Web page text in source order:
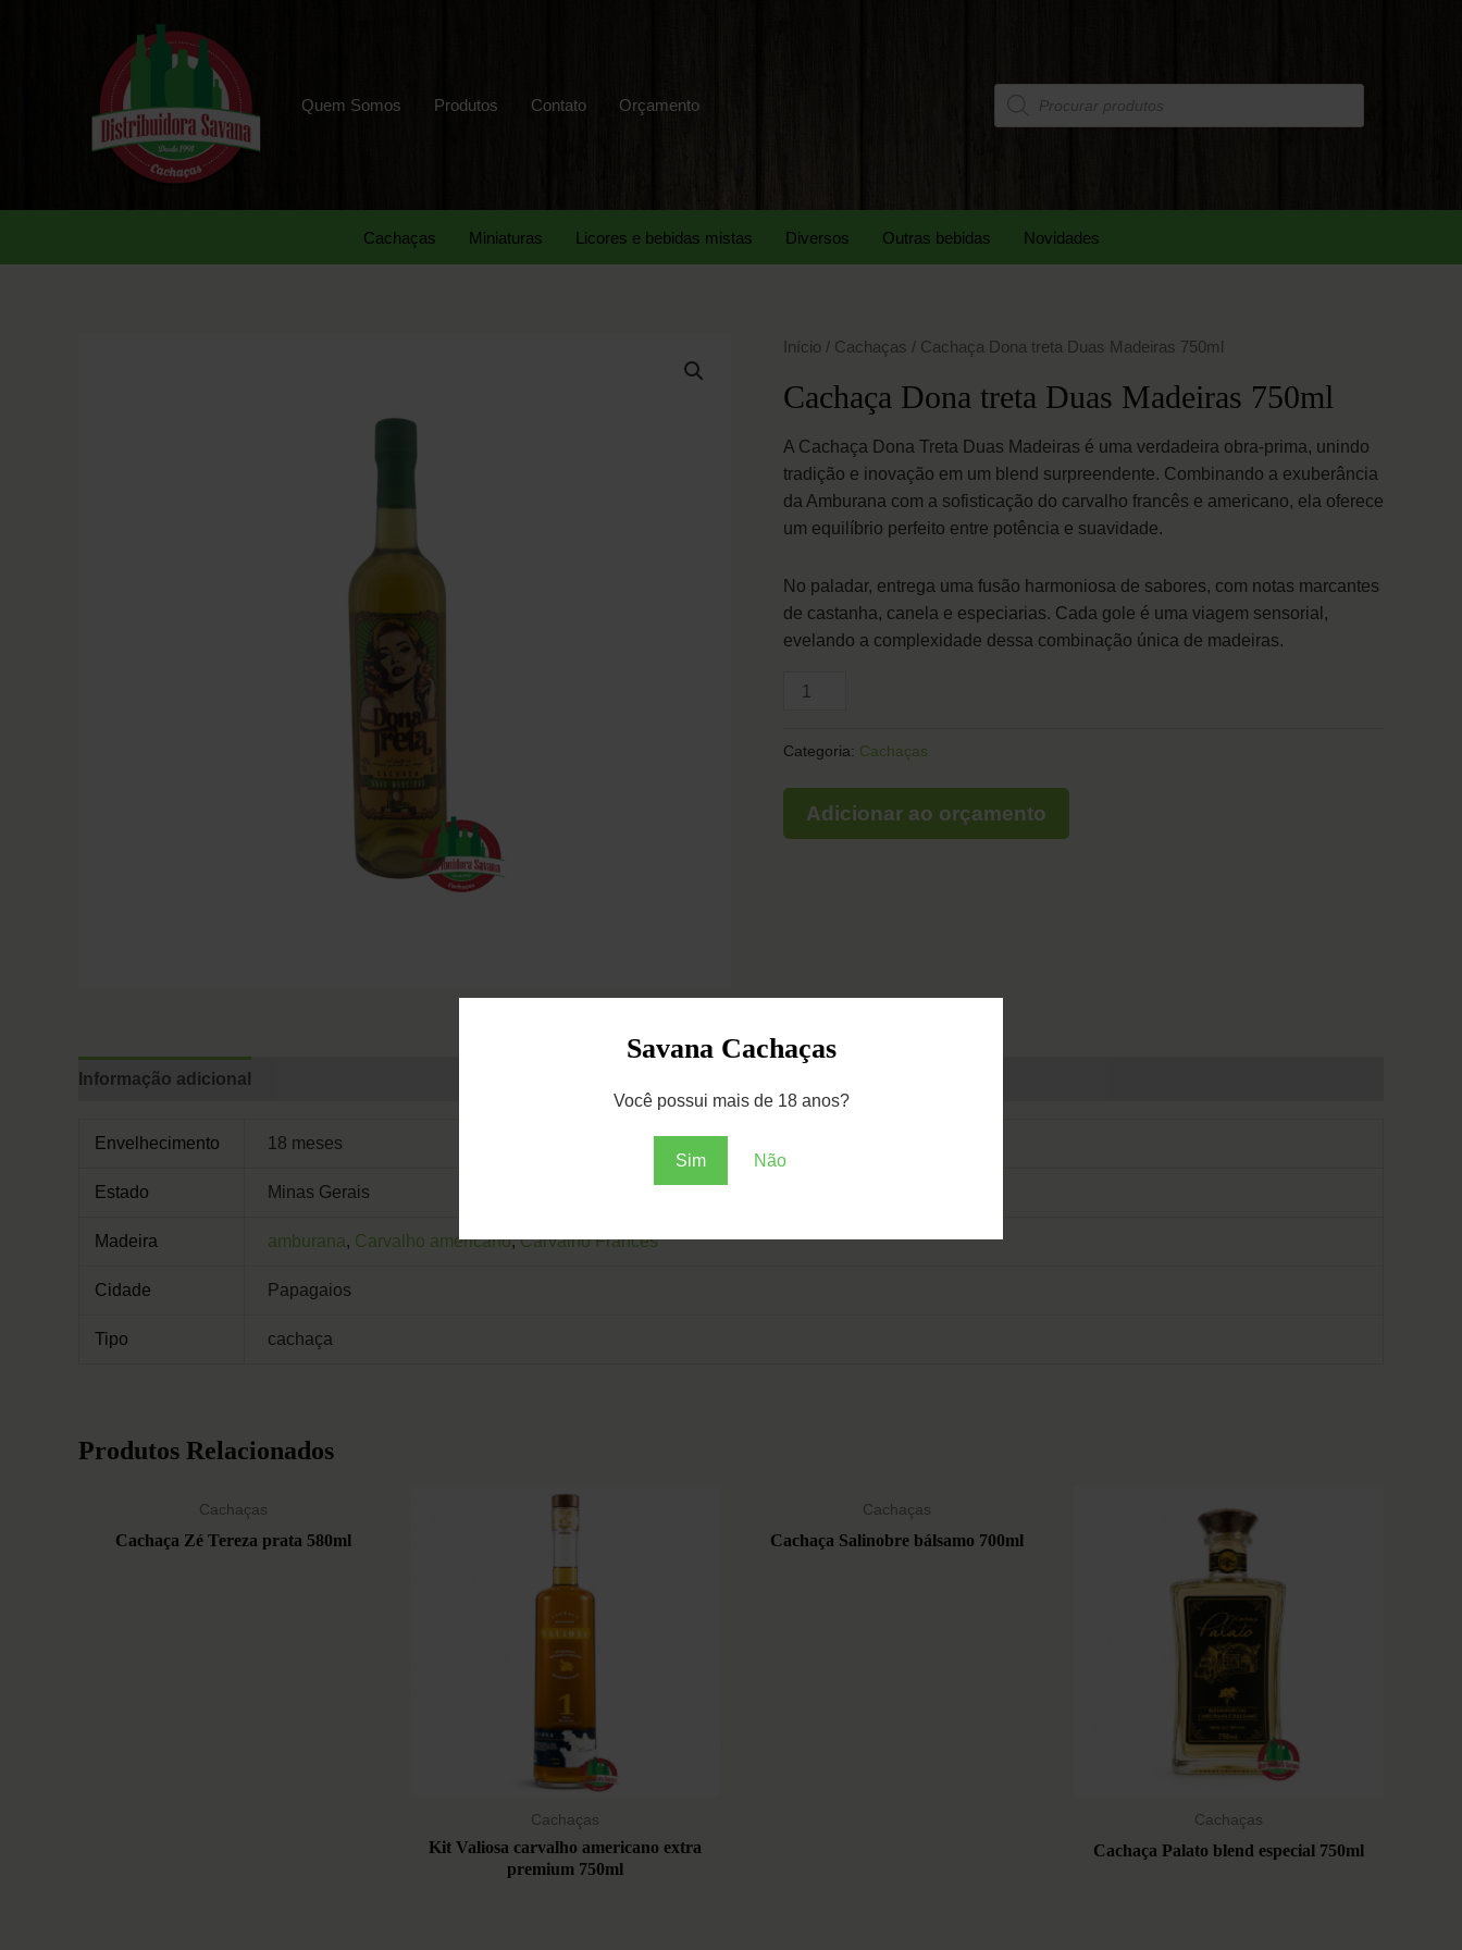
Savana Cachaças
Você possui mais de 18 anos?
Sim Não
Quem Somos Produtos Contato Orçamento
Cachaças Miniaturas Licores e bebidas mistas Diversos Outras bebidas Novidades
Início / Cachaças / Cachaça Dona treta Duas Madeiras 750ml
Cachaça Dona treta Duas Madeiras 750ml
A Cachaça Dona Treta Duas Madeiras é uma verdadeira obra-prima, unindo
tradição e inovação em um blend surpreendente. Combinando a exuberância
da Amburana com a sofisticação do carvalho francês e americano, ela oferece
um equilíbrio perfeito entre potência e suavidade.
No paladar, entrega uma fusão harmoniosa de sabores, com notas marcantes
de castanha, canela e especiarias. Cada gole é uma viagem sensorial,
evelando a complexidade dessa combinação única de madeiras.
Categoria: Cachaças
Adicionar ao orçamento
Informação adicional
Envelhecimento 18 meses
Estado Minas Gerais
Madeira amburana, Carvalho americano,Carvalho Francês
Cidade Papagaios
Tipo cachaça
Produtos Relacionados
Cachaças
Cachaça Zé Tereza prata 580ml
Cachaças
Kit Valiosa carvalho americano extra
premium 750ml
Cachaças
Cachaça Salinobre bálsamo 700ml
Cachaças
Cachaça Palato blend especial 750ml